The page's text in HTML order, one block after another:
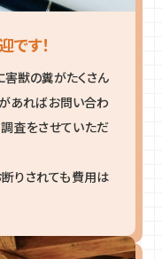
す！
獣の糞がたくさん
あればお問い合わ
査をさせていただ
断りされても費用は